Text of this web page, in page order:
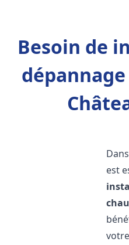
Besoin de
est